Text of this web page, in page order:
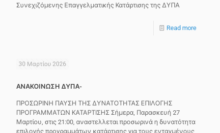
Συνεχιζόμενης Επαγγελματικής Κατάρτισης της ΔΥΠΑ
Read more
30 Μαρτίου 2026
ΑΝΑΚΟΙΝΩΣΗ ΔΥΠΑ-
ΠΡΟΣΩΡΙΝΗ ΠΑΥΣΗ ΤΗΣ ΔΥΝΑΤΟΤΗΤΑΣ ΕΠΙΛΟΓΗΣ
ΠΡΟΓΡΑΜΜΑΤΩΝ ΚΑΤΑΡΤΙΣΗΣ Σήμερα, Παρασκευή 27
Μαρτίου, στις 21:00, αναστελλεται προσωρινά η δυνατότητα
επιλογής προγραμμάτων κατάρτισης για τους ενταγμένους